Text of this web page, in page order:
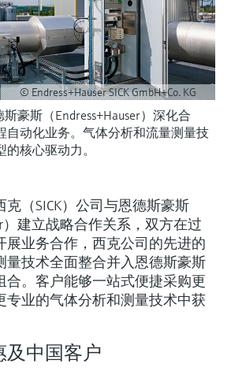
测量仪表
测量设备、软件或
算软件
并配置产品
with pressure
变送器
感器
用蒸汽
焦点
发展解决方案
赋能卓越运营
© Endress+Hauser SICK GmbH+Co. KG
豪斯（Endress+Hauser）深化合
自动化业务。气体分析和流量测量技
核心驱动力。
（SICK）公司与恩德斯豪斯
）建立战略合作关系，双方在过
展业务合作，西克公司的先进的
量技术全面整合并入恩德斯豪斯
合。客户能够一站式便捷采购更
专业的气体分析和测量技术中获
及中国客户